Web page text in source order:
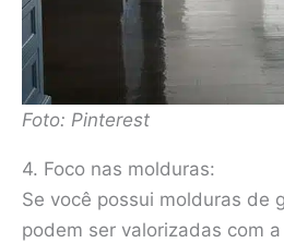
Foto: Pinterest
4. Foco nas molduras:
Se você possui molduras de
podem ser valorizadas com